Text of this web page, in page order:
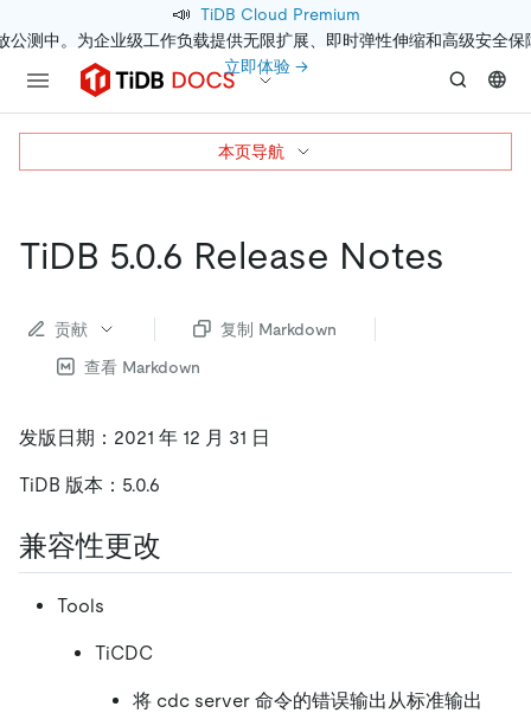
📣 TiDB Cloud Premium
公测中。为企业级工作负载提供无限扩展、即时弹性伸缩和高级安全保
立即体验 →
TiDB 5.0.6 Release Notes
贡献
复制 Markdown
查看 Markdown
发版日期：2021 年 12 月 31 日
TiDB 版本：5.0.6
兼容性更改
Tools
TiCDC
将 cdc server 命令的错误输出从标准输出
本页导航